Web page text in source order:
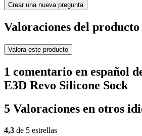
Crear una nueva pregunta
Valoraciones del producto
Valora este producto
1 comentario en español
E3D Revo Silicone Sock
5 Valoraciones en otros
4,3 de 5 estrellas